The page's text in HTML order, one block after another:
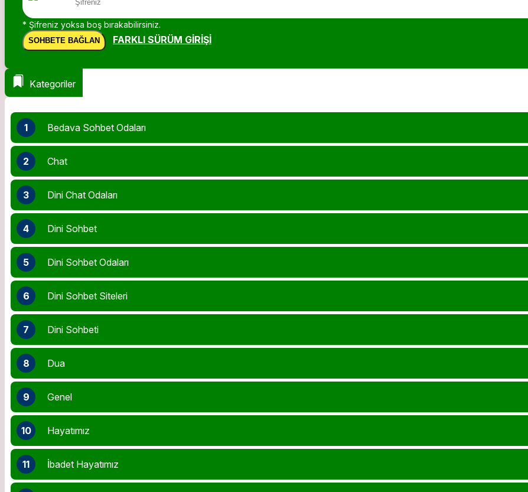
* Şifreniz yoksa boş bırakabilirsiniz.
SOHBETE BAĞLAN FARKLI SÜRÜM GIRIŞI
Kategoriler
1 Bedava Sohbet Odaları
2 Chat
3 Dini Chat Odaları
4 Dini Sohbet
5 Dini Sohbet Odaları
6 Dini Sohbet Siteleri
7 Dini Sohbeti
8 Dua
9 Genel
10 Hayatımız
11 İbadet Hayatımız